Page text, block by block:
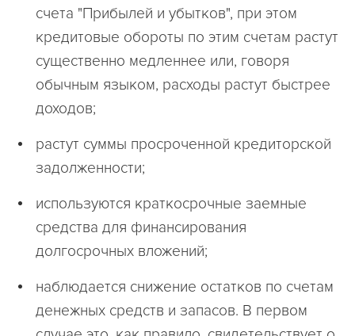
счета "Прибылей и убытков", при этом
кредитовые обороты по этим счетам растут
существенно медленнее или, говоря
обычным языком, расходы растут быстрее
доходов;
растут суммы просроченной кредиторской
задолженности;
используются краткосрочные заемные
средства для финансирования
долгосрочных вложений;
наблюдается снижение остатков по счетам
денежных средств и запасов. В первом